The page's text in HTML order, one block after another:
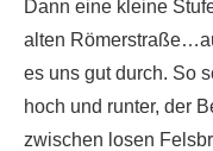
Dann eine kleine
alten
es uns gut durch. So
hoch und runter, der
zwischen losen